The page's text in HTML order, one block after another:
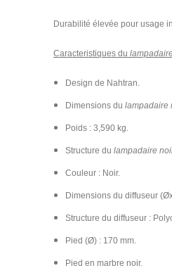
Durabilité élevée pour usage
Caracteristiques du
Design de Nahtran.
Dimensions du lampadaire
Poids : 3,590 kg.
Structure du lampadaire
Couleur : Noir.
Dimensions du diffuseur
Structure du diffuseur :
Pied (Ø) : 170 mm.
Pied en marbre noir.